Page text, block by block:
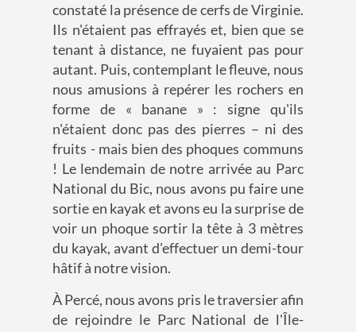
constaté la présence de cerfs de Virginie.
Ils n'étaient pas effrayés et, bien que se
tenant à distance, ne fuyaient pas pour
autant. Puis, contemplant le fleuve, nous
nous amusions à repérer les rochers en
forme de « banane » : signe qu'ils
n'étaient donc pas des pierres – ni des
fruits - mais bien des phoques communs
! Le lendemain de notre arrivée au Parc
National du Bic, nous avons pu faire une
sortie en kayak et avons eu la surprise de
voir un phoque sortir la tête à 3 mètres
du kayak, avant d'effectuer un demi-tour
hâtif à notre vision.
À Percé, nous avons pris le traversier afin
de rejoindre le Parc National de l'Île-